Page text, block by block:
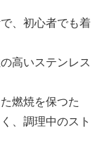
、初心者でも着
高いステンレス
燃焼を保つた
、調理中のスト